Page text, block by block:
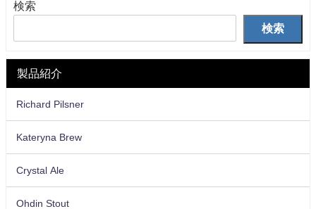
検索
検索
製品紹介
Richard Pilsner
Kateryna Brew
Crystal Ale
Ohdin Stout